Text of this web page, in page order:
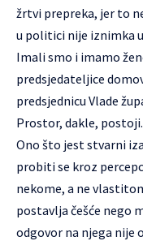
žrtvi prepreka, jer to
u politici nije iznimka
Imali smo i imamo
predsjedateljice
predsjednicu Vlade
Prostor, dakle, postoji.
Ono što jest stvarni
probiti se kroz
nekome, a ne
postavlja češće nego
odgovor na njega nije